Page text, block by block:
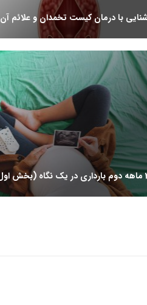
با درمان کیست تخمدان و علائم آن
اول)